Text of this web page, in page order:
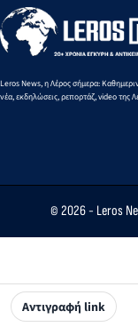
Αντιγραφή link
Leros News, η Λέρος σήμερα:
νέα, εκδηλώσεις, ρεπορτάζ, video της
© 2026 - Leros